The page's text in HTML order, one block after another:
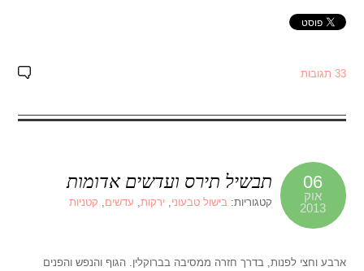
33 תגובות
06
אוק
2013
תבשיל תירס ועדשים אדומות
קטגוריות:בישול טבעוני,ירקות, עדשים, קטניות
ארבע וחצי לפנות, בדרך חזרה ממסיבה בברוקלין. הגוף והנפש והפנים